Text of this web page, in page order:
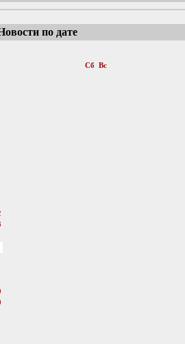
по дате
Сб Вс